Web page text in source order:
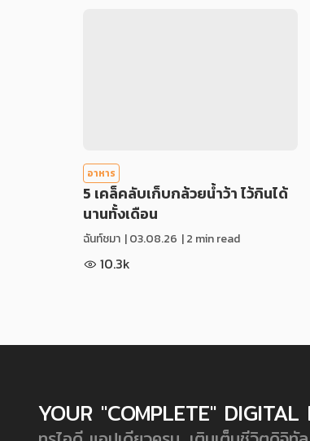
อาหาร
5 เคล็คลับเก็บกล้วยน้ำว้า ไว้กินได้
นานทั้งเดือน
ฉันท์ชมา |03.08.26 | 2 min read
10.3k
YOUR "COMPLETE" DIGITAL